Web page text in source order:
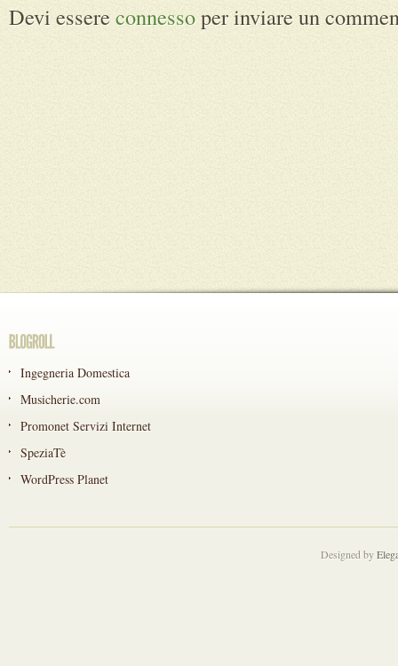
Devi essereconnessoper inviare un
Ingegneria Domestica
Musicherie.com
Promonet Servizi Internet
SpeziaTè
WordPress Planet
Designed by